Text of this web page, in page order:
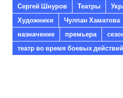
Сергей Шнуров
Театры
Художники
Чулпан Хаматова
назначение
премьера
театр во время боевых действий